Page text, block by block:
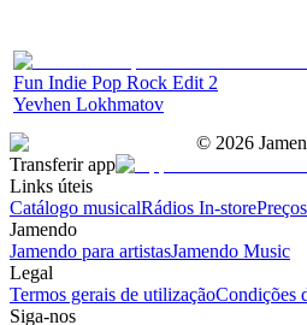
Fun Indie Pop Rock Edit 2
Yevhen Lokhmatov
© 2026
Transferir app
Links úteis
Catálogo musicalRádios In-storePreços
Jamendo
Jamendo para artistasJamendo Music
Legal
Termos gerais de utilizaçãoCondições
Siga-nos